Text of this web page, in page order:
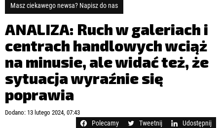
LICENCJA
REJESTRACJA
KONTAKT
Zapamiętaj mnie
Zapomniałeś hasła?
zaloguj się
NOWE TECHNOLOGIE
SPOŁECZEŃSTWO
EDUKACJA
MEDIA
ZDROWIE I URODA
Masz ciekawego newsa? Napisz do nas
ANALIZA: Ruch w galeriach i
centrach handlowych wciąż
na minusie, ale widać też, że
sytuacja wyraźnie się
poprawia
Dodano: 13 lutego 2024, 07:43
Polecamy Tweetnij Udostępnij